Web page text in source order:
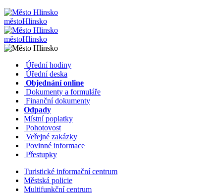
městoHlinsko
městoHlinsko
Úřední hodiny
Úřední deska
Objednání online
Dokumenty a formuláře
Finanční dokumenty
Odpady
Místní poplatky
Pohotovost
Veřejné zakázky
Povinné informace
Přestupky
Turistické informační centrum
Městská policie
Multifunkční centrum